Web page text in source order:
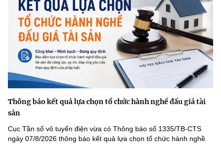
Thông báo kết quả lựa chọn tổ chức hành nghề đấu giá tài
sản
Cục Tần số vô tuyến điện vừa có Thông báo số 1335/TB-CTS
ngày 07/8/2026 thông báo kết quả lựa chọn tổ chức hành nghề